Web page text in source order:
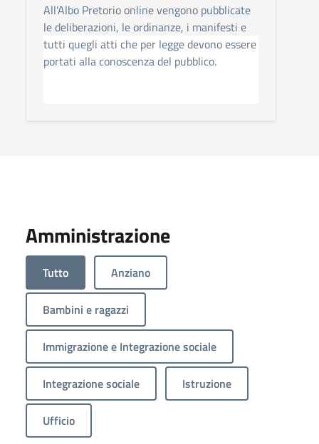
All'Albo Pretorio online vengono pubblicate
le deliberazioni, le ordinanze, i manifesti e
tutti quegli atti che per legge devono essere
portati alla conoscenza del pubblico.
Amministrazione
Tutto Anziano
Bambini e ragazzi
Immigrazione e Integrazione sociale
Integrazione sociale Istruzione
Ufficio